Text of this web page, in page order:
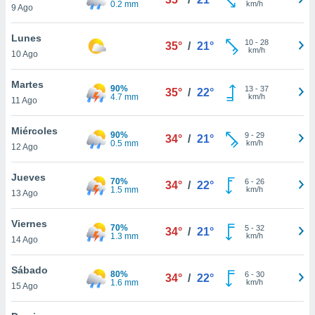
y
más
nuestra
y
de
disponible
cookies
9 Ago
0.2 mm
km/h
Lunes
10 Ago
35° / 21° 10- 28
km/h
Martes
11 Ago
90%
4.7 mm
35° / 22° 13- 37
km/h
Miércoles
12 Ago
90%
0.5 mm
34° / 21° 9- 29
km/h
Jueves
13 Ago
70%
1.5 mm
34° / 22° 6- 26
km/h
Viernes
14 Ago
70%
1.3 mm
34° / 21° 5- 32
km/h
Sábado
15 Ago
80%
1.6 mm
34° / 22° 6- 30
km/h